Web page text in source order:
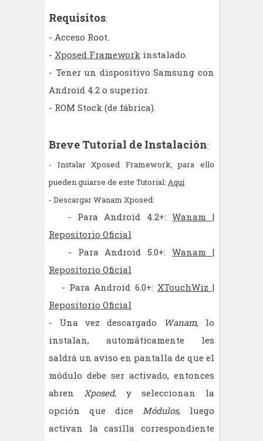
Requisitos:
- Acceso Root.
- Xposed Framework instalado.
- Tener un dispositivo Samsung con
Android 4.2 o superior.
- ROM Stock (de fábrica).
Breve Tutorial de Instalación:
- Instalar Xposed Framework, para ello
pueden guiarse de este Tutorial: Aquí
- Descargar Wanam Xposed:
- Para Android 4.2+:Wanam |
Repositorio Oficial
- Para Android 5.0+:Wanam |
Repositorio Oficial
- Para Android 6.0+: XTouchWiz |
Repositorio Oficial
- Una vez descargado
Wanam, lo
instalan, automáticamente les
saldrá un aviso en pantalla de que el
módulo debe ser activado, entonces
abren Xposed, y seleccionan la
opción que dice Módulos, luego
activan la casilla correspondiente